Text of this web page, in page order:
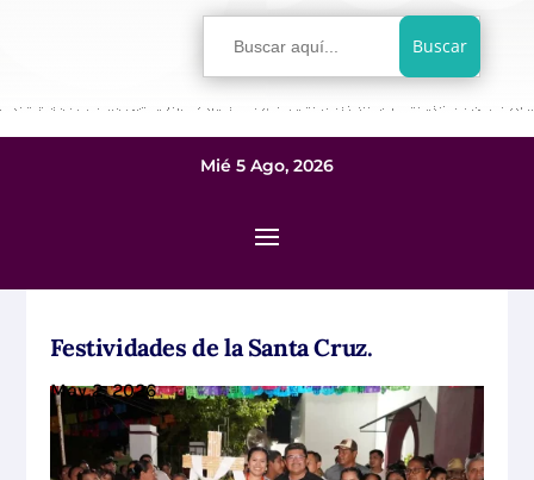
Buscar:
Mié 5 Ago, 2026
Festividades de la Santa Cruz.
May 2, 2026